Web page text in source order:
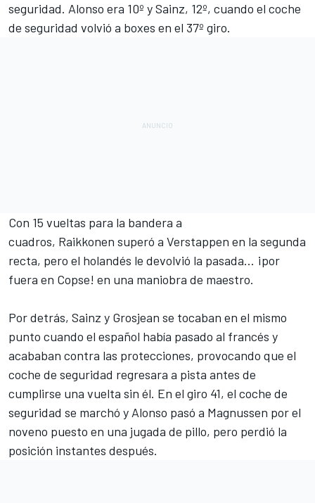
seguridad. Alonso era 10º y Sainz, 12º, cuando el coche
de seguridad volvió a boxes en el 37º giro.
Con 15 vueltas para la bandera a
cuadros, Raikkonen superó a Verstappen en la segunda
recta, pero el holandés le devolvió la pasada... ¡por
fuera en Copse! en una maniobra de maestro.
Por detrás, Sainz y Grosjean se tocaban en el mismo
punto cuando el español había pasado al francés y
acababan contra las protecciones, provocando que el
coche de seguridad regresara a pista antes de
cumplirse una vuelta sin él. En el giro 41, el coche de
seguridad se marchó y Alonso pasó a Magnussen por el
noveno puesto en una jugada de pillo, pero perdió la
posición instantes después.